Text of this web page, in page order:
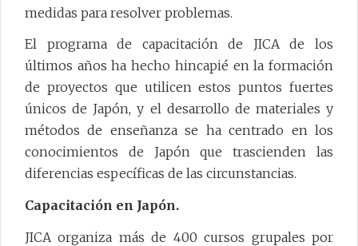
medidas para resolver problemas.
El programa de capacitación de JICA de los
últimos años ha hecho hincapié en la formación
de proyectos que utilicen estos puntos fuertes
únicos de Japón, y el desarrollo de materiales y
métodos de enseñanza se ha centrado en los
conocimientos de Japón que trascienden las
diferencias específicas de las circunstancias.
Capacitación en Japón.
JICA organiza más de 400 cursos grupales por